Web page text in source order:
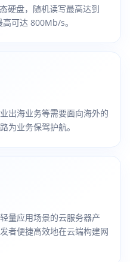
硬盘，随机读写最高达到
可达 800Mb/s。
出海业务等需要面向海外的
为业务保驾护航。
量应用场景的云服务器产
者便捷高效地在云端构建网